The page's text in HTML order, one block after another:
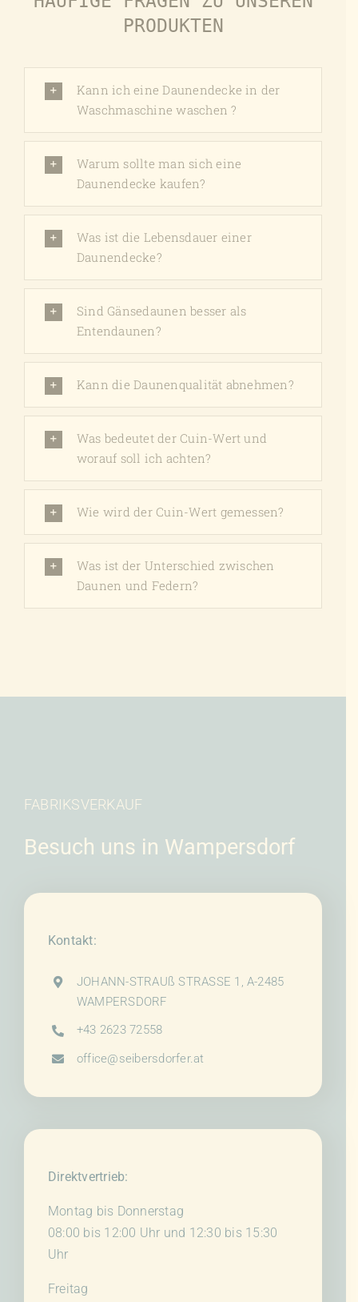
PRODUKTEN
Kann ich eine Daunendecke in der
Waschmaschine waschen ?
Warum sollte man sich eine
Daunendecke kaufen?
Was ist die Lebensdauer einer
Daunendecke?
Sind Gänsedaunen besser als
Entendaunen?
Kann die Daunenqualität abnehmen?
Was bedeutet der Cuin-Wert und
worauf soll ich achten?
Wie wird der Cuin-Wert gemessen?
Was ist der Unterschied zwischen
Daunen und Federn?
FABRIKSVERKAUF
Besuch uns in Wampersdorf
Kontakt:
JOHANN-STRAUß STRASSE 1, A-2485
WAMPERSDORF
+43 2623 72558
office@seibersdorfer.at
Direktvertrieb:
Montag bis Donnerstag
08:00 bis 12:00 Uhr und 12:30 bis 15:30
Uhr
Freitag